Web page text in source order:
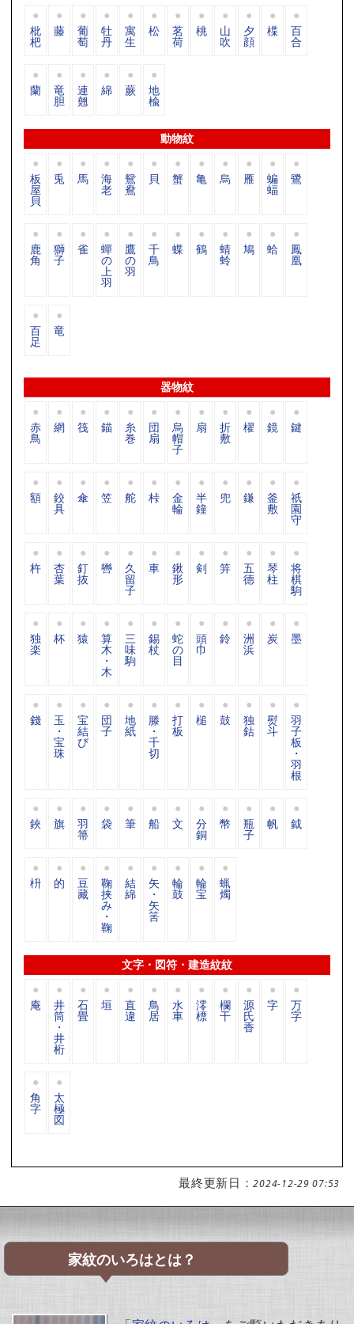
枇
杷
藤 葡
萄
牡
丹
寓
生
松 茗
荷
桃 山
吹
夕
顔
楪 百
合
蘭 竜
胆
連
翹
綿 蕨 地
楡
動物紋
板
屋
貝
兎 馬 海
老
鴛
鴦
貝 蟹 亀 烏 雁 蝙
蝠
鷺
鹿
角
獅
子
雀 蟬
の
上
羽
鷹
の
羽
千
鳥
蝶 鶴 蜻
蛉
鳩 蛤 鳳
凰
百
足
竜
器物紋
赤
鳥
網 筏 錨 糸
巻
団
扇
烏
帽
子
扇 折
敷
櫂 鏡 鍵
額 鉸
具
傘 笠 舵 桛 金
輪
半
鐘
兜 鎌 釜
敷
祇
園
守
杵 杏
葉
釘
抜
轡 久
留
子
車 鍬
形
剣 笄 五
德
琴
柱
将
棋
駒
独
楽
杯 猿 算
木
・
木
三
味
駒
錫
杖
蛇
の
目
頭
巾
鈴 洲
浜
炭 墨
錢 玉
・
宝
珠
宝
結
び
団
子
地
紙
滕
・
千
切
打
板
槌 鼓 独
鈷
熨
斗
羽
子
板
・
羽
根
鋏 旗 羽
箒
袋 筆 船 文 分
銅
幣 瓶
子
帆 鉞
枡 的 豆
藏
鞠
挟
み
・
鞠
結
綿
矢
・
矢
筈
輪
鼓
輪
宝
蝋
燭
文字・図符・建造紋紋
庵 井
筒
・
井
桁
石
畳
垣 直
違
鳥
居
水
車
澪
標
欄
干
源
氏
香
字 万
字
角
字
太
極
図
最終更新日：2024-12-29 07:53
家紋のいろはとは？